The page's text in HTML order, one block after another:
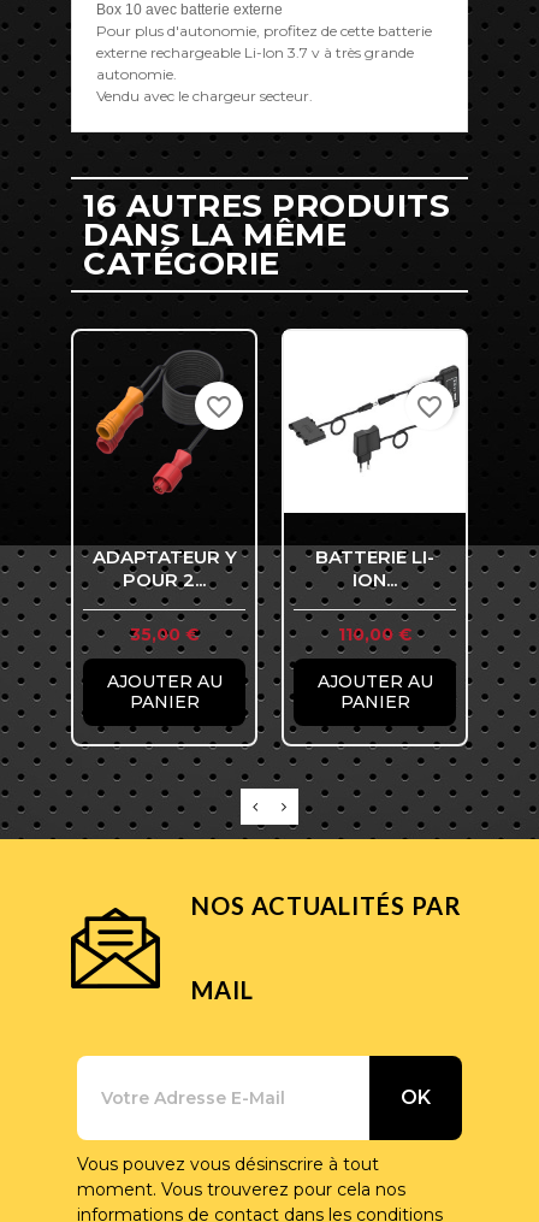
Box 10 avec batterie externe
Pour plus d'autonomie, profitez de cette batterie
externe rechargeable Li-Ion 3.7 v à très grande
autonomie.
Vendu avec le chargeur secteur.
16 AUTRES PRODUITS
DANS LA MÊME
CATÉGORIE
ADAPTATEUR Y
POUR 2...
Prix
35,00 €
AJOUTER AU
PANIER
favorite_border
BATTERIE LI-
ION...
Prix
110,00 €
AJOUTER AU
PANIER
favorite_border
NOS ACTUALITÉS PAR
MAIL
Vous pouvez vous désinscrire à tout
moment. Vous trouverez pour cela nos
informations de contact dans les conditions